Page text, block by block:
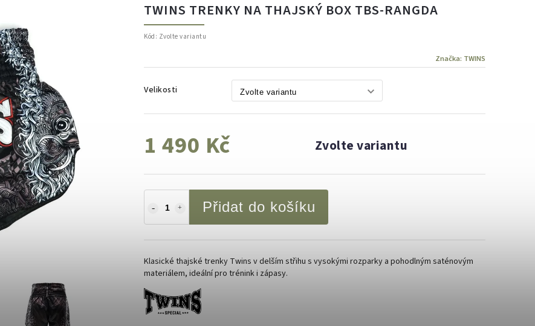
TWINS TRENKY NA THAJSKÝ BOX TBS-RANGDA
Kód: Zvolte variantu
Značka: TWINS
Velikosti
1 490 Kč Zvolte variantu
Přidat do košíku
Klasické thajské trenky Twins v delším střihu s vysokými rozparky a pohodlným saténovým
materiálem, ideální pro trénink i zápasy.